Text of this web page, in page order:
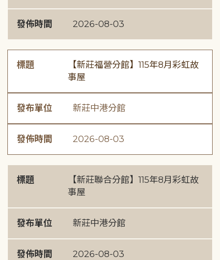
發佈時間 2026-08-03
標題
【新莊福營分館】115年8月彩虹故
事屋
發布單位 新莊中港分館
發佈時間 2026-08-03
標題
【新莊聯合分館】115年8月彩虹故
事屋
發布單位 新莊中港分館
發佈時間 2026-08-03